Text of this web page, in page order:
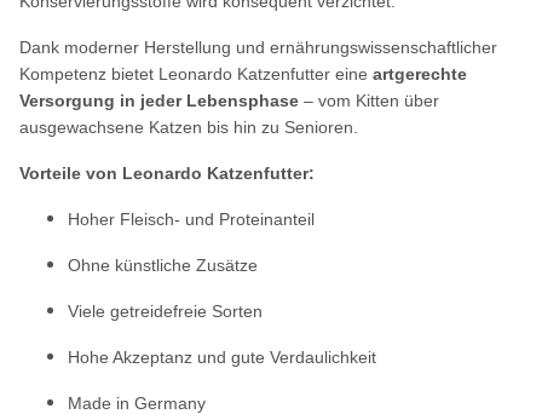
Dank moderner Herstellung und ernährungswissenschaftlicher
Kompetenz bietet Leonardo Katzenfutter eine artgerechte
Versorgung in jeder Lebensphase – vom Kitten über
ausgewachsene Katzen bis hin zu Senioren.
Vorteile von Leonardo Katzenfutter:
Hoher Fleisch- und Proteinanteil
Ohne künstliche Zusätze
Viele getreidefreie Sorten
Hohe Akzeptanz und gute Verdaulichkeit
Made in Germany